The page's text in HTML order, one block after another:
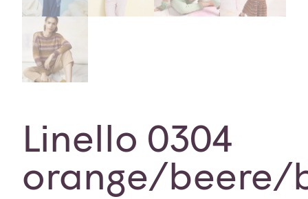
Linello 0304
orange/beere/